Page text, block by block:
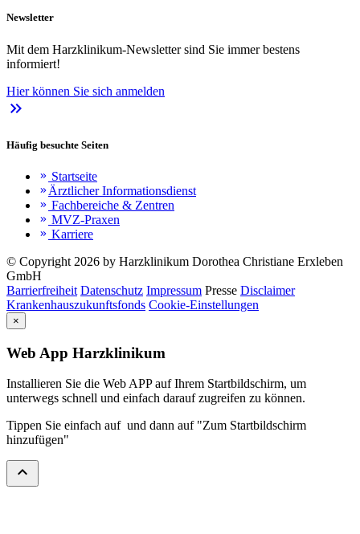
Newsletter
Mit dem Harzklinikum-Newsletter sind Sie immer bestens
informiert!
Hier können Sie sich anmelden
keyboard_double_arrow_right
Häufig besuchte Seiten
keyboard_double_arrow_right Startseite
keyboard_double_arrow_right Ärztlicher Informationsdienst
keyboard_double_arrow_right Fachbereiche & Zentren
keyboard_double_arrow_right MVZ-Praxen
keyboard_double_arrow_right Karriere
© Copyright 2026 by Harzklinikum Dorothea Christiane Erxleben
GmbH
Barrierfreiheit Datenschutz Impressum Presse Disclaimer
Krankenhauszukunftsfonds Cookie-Einstellungen
×
Web App Harzklinikum
Installieren Sie die Web APP auf Ihrem Startbildschirm, um
unterwegs schnell und einfach darauf zugreifen zu können.
Tippen Sie einfach auf und dann auf "Zum Startbildschirm
hinzufügen"
expand_less